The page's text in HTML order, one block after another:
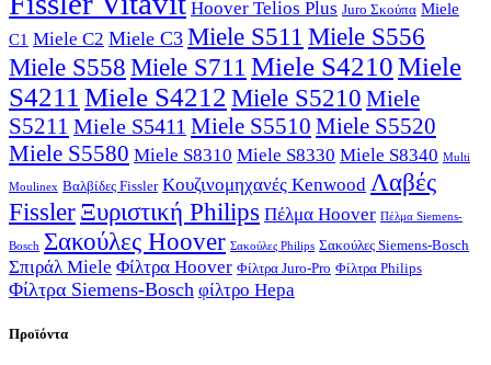
Hoover Telios Plus Juro Σκούπα Miele
C1 Miele C2 Miele C3 Miele S511 Miele S556
Miele S558 Miele S711 Miele S4210Miele
S4211 Miele S4212 Miele S5210 Miele
S5211 Miele S5411 Miele S5510 Miele S5520
Miele S5580 Miele S8310 Miele S8330 Miele S8340 Multi
Moulinex Βαλβίδες Fissler Κουζινομηχανές Kenwood Λαβές
FisslerΞυριστική Philips Πέλμα Hoover Πέλμα Siemens-
Bosch Σακούλες Hoover Σακούλες Philips Σακούλες Siemens-Bosch
Σπιράλ Miele Φίλτρα Hoover Φίλτρα Juro-Pro Φίλτρα Philips
Φίλτρα Siemens-Bosch φίλτρο Hepa
Προϊόντα